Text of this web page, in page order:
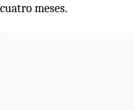
cuatro meses.